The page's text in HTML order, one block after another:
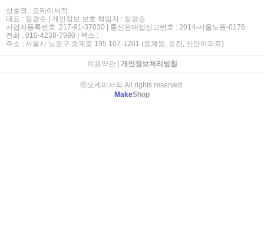
상호명 : 오케이서적
대표 : 정경순 | 개인정보 보호 책임자 : 정경순
사업자등록번호 :217-91-37030 | 통신판매업신고번호 : 2014-서울노원-0176
전화 : 010-4238-7980 | 팩스 :
주소 : 서울시 노원구 중계로 195 107-1201 (중계동, 동진, 신안아파트)
이용약관| 개인정보처리방침
ⓒ오케이서적 All rights reserved.
MakeShop